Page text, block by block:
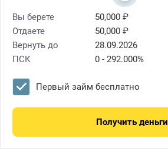
Вы берете
50,000 ₽
Отдаете
50,000 ₽
Вернуть до
28.09.2026
ПСК
0 - 292.000%
Первый займ бесплатно
Получить деньги